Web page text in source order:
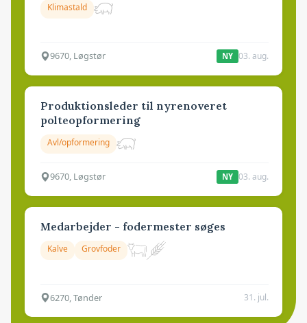
Klimastald
9670, Løgstør NY 03. aug.
Produktionsleder til nyrenoveret
polteopformering
Avl/opformering
9670, Løgstør NY 03. aug.
Medarbejder - fodermester søges
Kalve Grovfoder
6270, Tønder 31. jul.